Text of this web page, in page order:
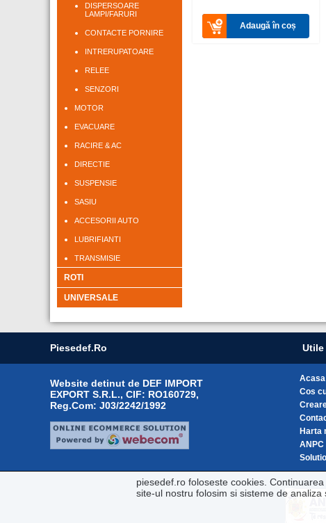
DISPERSOARE
LAMPI/FARURI
CONTACTE PORNIRE
INTRERUPATOARE
RELEE
SENZORI
MOTOR
EVACUARE
RACIRE & AC
DIRECTIE
SUSPENSIE
SASIU
ACCESORII AUTO
LUBRIFIANTI
TRANSMISIE
ROTI
UNIVERSALE
Adaugă în coș
Piesedef.ro Utile
Website detinut de DEF IMPORT
EXPORT S.R.L., CIF: RO160729,
Reg.Com: J03/2242/1992
Acasa
Cos
Harta
ANPC
piesedef.ro foloseste cookies.
site-ul nostru folosim si sisteme de analiza